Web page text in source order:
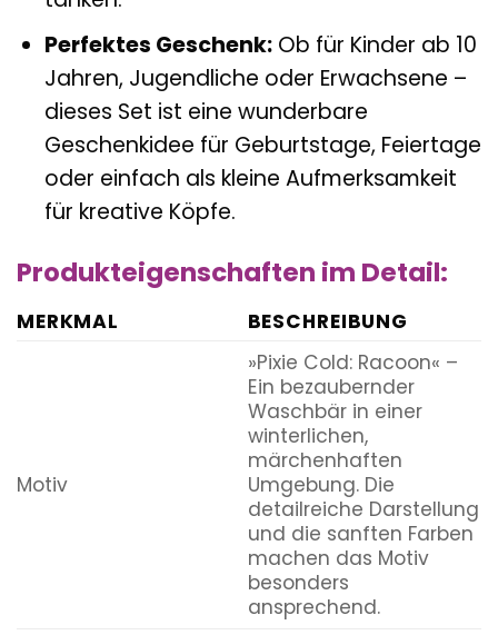
Perfektes Geschenk:Ob für Kinder ab 10
Jahren, Jugendliche oder Erwachsene –
dieses Set ist eine wunderbare
Geschenkidee für Geburtstage, Feiertage
oder einfach als kleine Aufmerksamkeit
für kreative Köpfe.
Produkteigenschaften im Detail:
MERKMAL BESCHREIBUNG
Motiv
»Pixie Cold: Racoon« –
Ein bezaubernder
Waschbär in einer
winterlichen,
märchenhaften
Umgebung. Die
detailreiche Darstellung
und die sanften Farben
machen das Motiv
besonders
ansprechend.